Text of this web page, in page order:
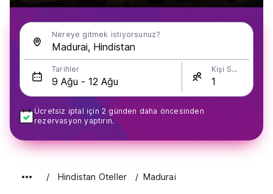
Nereye gitmek istiyorsunuz?
Tarihler Kişi Sayısı
Ücretsiz iptal için 2 günden daha öncesinden
rezervasyon yaptırın.
Hindistan Oteller Madurai